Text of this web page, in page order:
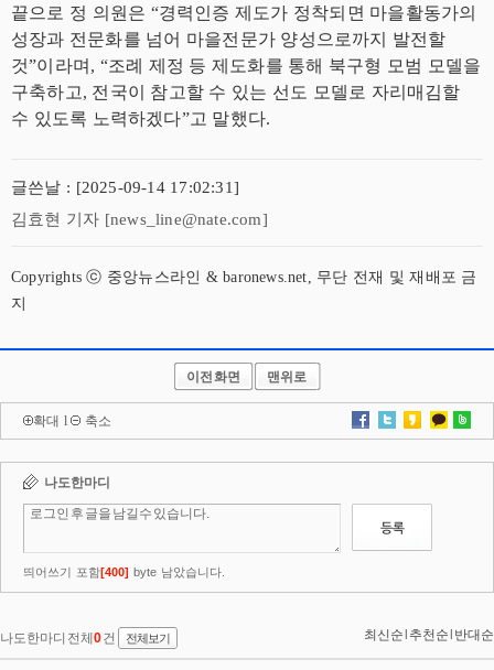
끝으로 정 의원은 “경력인증 제도가 정착되면 마을활동가의
성장과 전문화를 넘어 마을전문가 양성으로까지 발전할
것”이라며, “조례 제정 등 제도화를 통해 북구형 모범 모델을
구축하고, 전국이 참고할 수 있는 선도 모델로 자리매김할
수 있도록 노력하겠다”고 말했다.
글쓴날 : [2025-09-14 17:02:31]
김효현 기자 [news_line@nate.com]
Copyrights ⓒ 중앙뉴스라인 & baronews.net, 무단 전재 및 재배포 금
지
이전화면 맨위로
확대 l 축소